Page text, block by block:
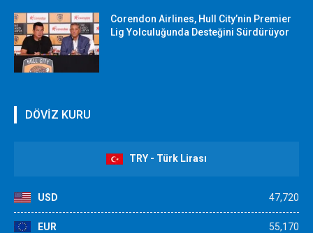
Corendon Airlines, Hull City’nin Premier
Lig Yolculuğunda Desteğini Sürdürüyor
DÖVİZ KURU
TRY - Türk Lirası
USD 47,720
EUR 55,170